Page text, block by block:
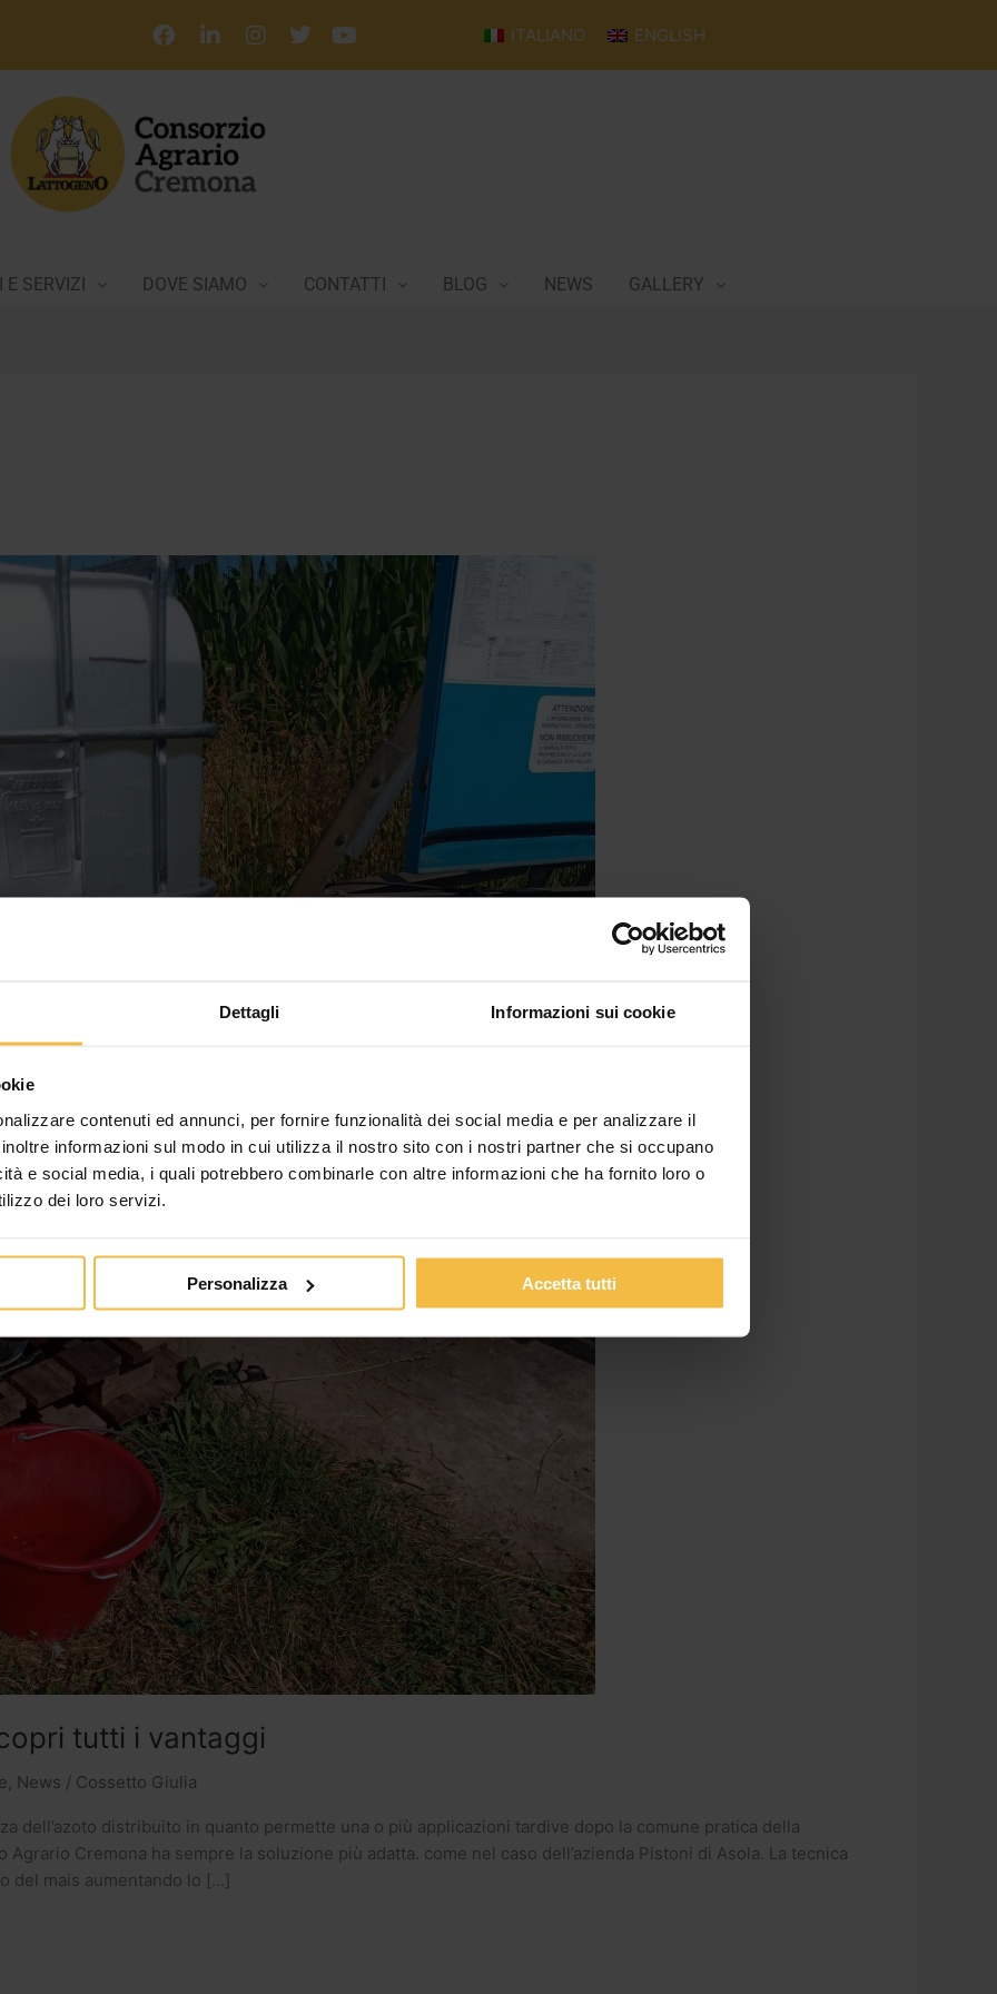
Dettagli Informazioni sui cookie
contenuti ed annunci, per fornire funzionalità dei social media e per analizzare il
informazioni sul modo in cui utilizza il nostro sito con i nostri partner che si occupano
e social media, i quali potrebbero combinarle con altre informazioni che ha fornito loro o
dei loro servizi.
Personalizza Accetta tutti
ITALIANO ENGLISH
E SERVIZI DOVE SIAMO CONTATTI BLOG NEWS GALLERY
tutti i vantaggi
, News / Cossetto Giulia
dell’azoto distribuito in quanto permette una o più applicazioni tardive dopo la comune pratica della
Cremona ha sempre la soluzione più adatta. come nel caso dell’azienda Pistoni di Asola. La tecnica
del mais aumentando lo […]